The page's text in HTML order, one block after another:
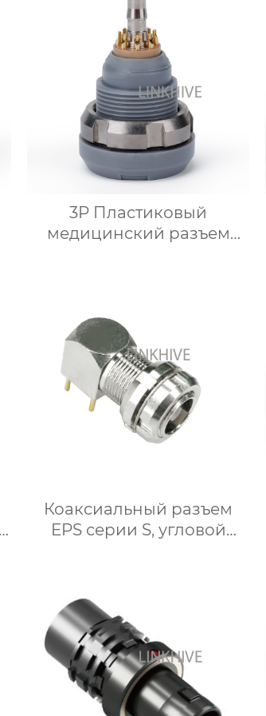
3P Пластиковый
медицинский разъем
Коаксиальный разъем
EPS серии S, угловой